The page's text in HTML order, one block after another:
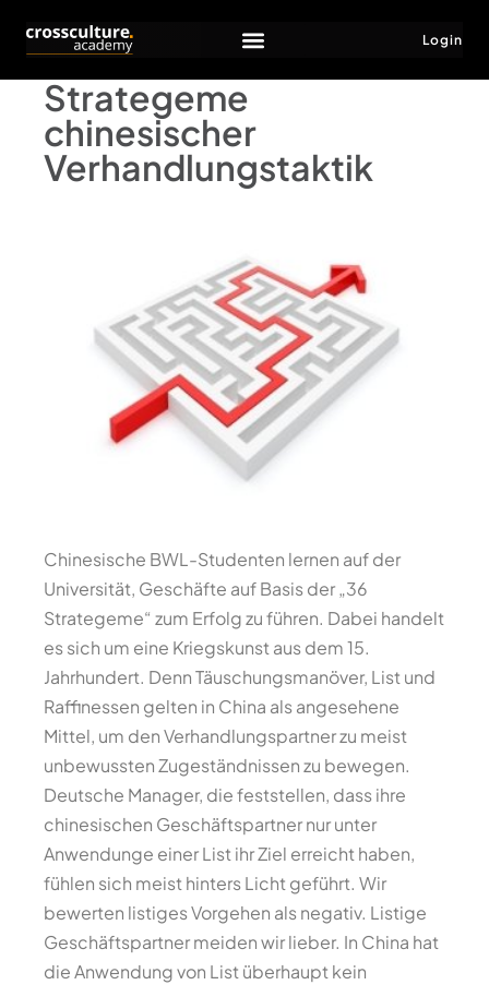
Login
Strategeme
chinesischer
Verhandlungstaktik
Chinesische BWL-Studenten lernen auf der
Universität, Geschäfte auf Basis der „36
Strategeme“ zum Erfolg zu führen. Dabei handelt
es sich um eine Kriegskunst aus dem 15.
Jahrhundert. Denn Täuschungsmanöver, List und
Raffinessen gelten in China als angesehene
Mittel, um den Verhandlungspartner zu meist
unbewussten Zugeständnissen zu bewegen.
Deutsche Manager, die feststellen, dass ihre
chinesischen Geschäftspartner nur unter
Anwendunge einer List ihr Ziel erreicht haben,
fühlen sich meist hinters Licht geführt. Wir
bewerten listiges Vorgehen als negativ. Listige
Geschäftspartner meiden wir lieber. In China hat
die Anwendung von List überhaupt kein